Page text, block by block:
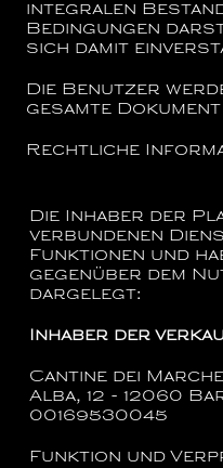
integralen
Bedingungen
sich damit
Die Benutzer
gesamte
Rechtliche
Die Inhaber der
verbundenen
Funktionen und
gegenüber dem
dargelegt:
Inhaber der
Cantine dei
Alba, 12 - 12060
00169530045
Funktion und